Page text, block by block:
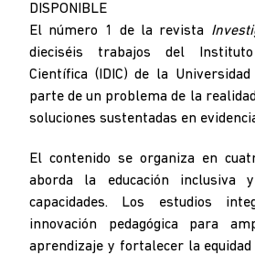
DISPONIBLE
El número 1 de la revista
dieciséis trabajos del
Científica (IDIC) de la
parte de un problema de la
soluciones sustentadas en
El contenido se organiza en
aborda la educación inclusiva
capacidades. Los estudios
innovación pedagógica para
aprendizaje y fortalecer la